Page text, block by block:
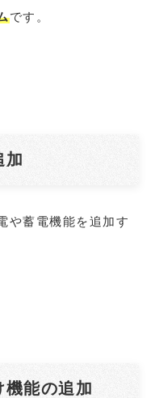
です。
加
や蓄電機能を追加す
機能の追加